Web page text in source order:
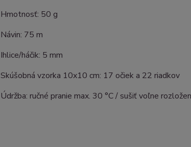
Hmotnosť: 50 g
Návin: 75 m
Ihlice/háčik: 5 mm
Skúšobná vzorka 10x10 cm: 17 očiek a 22 riadkov
Údržba: ručné pranie max. 30 °C / sušiť voľne